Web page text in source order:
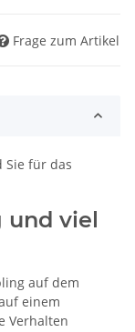
Frage zum Artikel
Sie für das
und viel
auf dem
einem
Verhalten